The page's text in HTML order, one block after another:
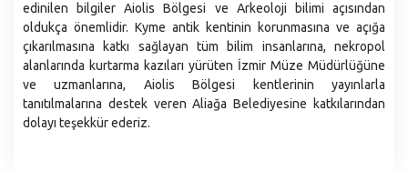
edinilen bilgiler Aiolis Bölgesi ve Arkeoloji bilimi açısından
oldukça önemlidir. Kyme antik kentinin korunmasına ve açığa
çıkarılmasına katkı sağlayan tüm bilim insanlarına, nekropol
alanlarında kurtarma kazıları yürüten İzmir Müze Müdürlüğüne
ve uzmanlarına, Aiolis Bölgesi kentlerinin yayınlarla
tanıtılmalarına destek veren Aliağa Belediyesine katkılarından
dolayı teşekkür ederiz.